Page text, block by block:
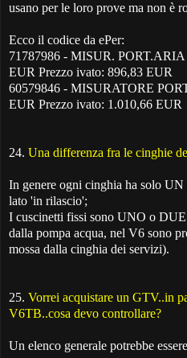
usano per le loro prove ma non è
Ecco il codice da ePer:
71787986 - MISUR.
EUR Prezzo ivato: 896,83 EUR
60579846 - MISURATORE
EUR Prezzo ivato: 1.010,66 EUR
24. Una differenza fra le cinghie
In genere ogni cinghia ha solo
lato 'in rilascio';
I cuscinetti fissi sono UNO o
dalla pompa acqua, nel V6 sono
mossa dalla cinghia dei servizi).
25. Vorrei acquistare un GTV..in
V6TB..cosa devo controllare?
Un elenco generale potrebbe